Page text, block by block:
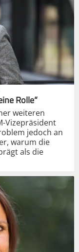
Rolle“
weiteren
Vizepräsident
jedoch an
warum die
als die